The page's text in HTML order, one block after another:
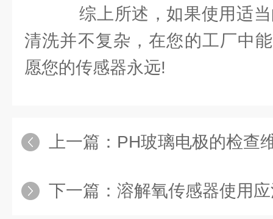
综上所述，如果使用适
清洗并不复杂，在您的工厂中
愿您的传感器永远!
上一篇： PH玻璃电极的检查
下一篇： 溶解氧传感器使用